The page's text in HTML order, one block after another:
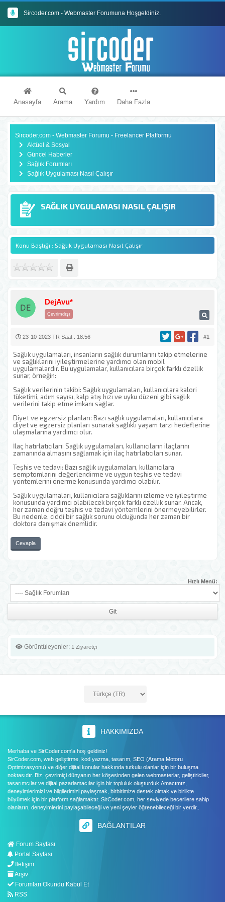
Sircoder.com - Webmaster Forumuna Hoşgeldiniz.
Sircoder.com Webmaster Forumu Kuralları
Anasayfa Arama Yardım Daha Fazla
Sircoder.com - Webmaster Forumu - Freelancer Platformu
Aktüel & Sosyal
Güncel Haberler
Sağlık Forumları
Sağlık Uygulaması Nasıl Çalışır
SAĞLIK UYGULAMASI NASIL ÇALIŞIR
Konu Başlığı : Sağlık Uygulaması Nasıl Çalışır
Çevrimdışı
DejAvu*
#1
23-10-2023 TR Saat : 18:56
Sağlık uygulamaları, insanların sağlık durumlarını takip etmelerine
ve sağlıklarını iyileştirmelerine yardımcı olan mobil
uygulamalardır. Bu uygulamalar, kullanıcılara birçok farklı özellik
sunar, örneğin:
Sağlık verilerinin takibi: Sağlık uygulamaları, kullanıcılara kalori
tüketimi, adım sayısı, kalp atış hızı ve uyku düzeni gibi sağlık
verilerini takip etme imkanı sağlar.
Diyet ve egzersiz planları: Bazı sağlık uygulamaları, kullanıcılara
diyet ve egzersiz planları sunarak sağlıklı yaşam tarzı hedeflerine
ulaşmalarına yardımcı olur.
İlaç hatırlatıcıları: Sağlık uygulamaları, kullanıcıların ilaçlarını
zamanında almasını sağlamak için ilaç hatırlatıcıları sunar.
Teşhis ve tedavi: Bazı sağlık uygulamaları, kullanıcılara
semptomlarını değerlendirme ve uygun teşhis ve tedavi
yöntemlerini önerme konusunda yardımcı olabilir.
Sağlık uygulamaları, kullanıcılara sağlıklarını izleme ve iyileştirme
konusunda yardımcı olabilecek birçok farklı özellik sunar. Ancak,
her zaman doğru teşhis ve tedavi yöntemlerini önermeyebilirler.
Bu nedenle, ciddi bir sağlık sorunu olduğunda her zaman bir
doktora danışmak önemlidir.
Cevapla
Hızlı Menü:
Görüntüleyenler: 1 Ziyaretçi
HAKKIMIZDA
Merhaba ve SirCoder.com'a hoş geldiniz!
SirCoder.com, web geliştirme, kod yazma, tasarım, SEO (Arama Motoru
Optimizasyonu) ve diğer dijital konular hakkında tutkulu olanlar için bir buluşma
noktasıdır. Biz, çevrimiçi dünyanın her köşesinden gelen webmasterlar, geliştiriciler,
tasarımcılar ve dijital pazarlamacılar için bir topluluk oluşturduk.Amacımız,
deneyimlerimizi ve bilgilerimizi paylaşmak, birbirimize destek olmak ve birlikte
büyümek için bir platform sağlamaktır. SirCoder.com, her seviyede becerilere sahip
olanların, deneyimlerini paylaşabileceği ve yeni şeyler öğrenebileceği bir yerdir..
BAĞLANTILAR
Forum Sayfası
Portal Sayfası
İletişim
Arşiv
Forumları Okundu Kabul Et
RSS